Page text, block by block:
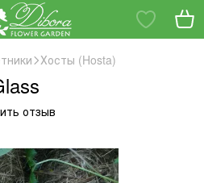
Хосты (Hosta)
отзыв